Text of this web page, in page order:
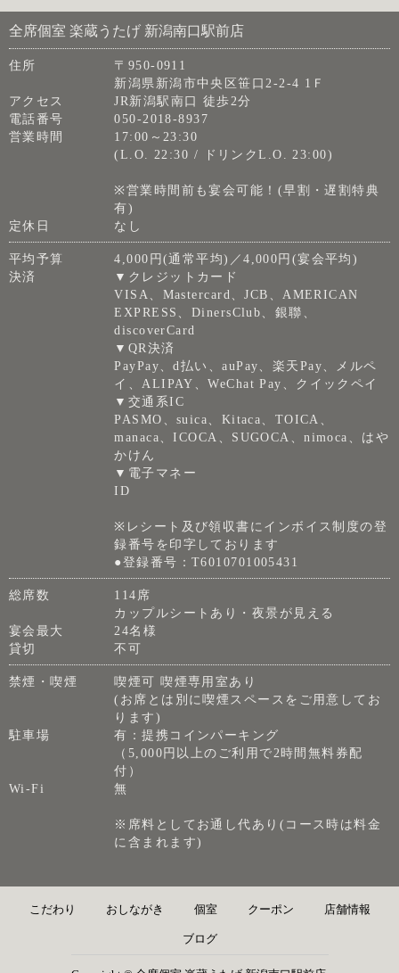
全席個室 楽蔵うたげ 新潟南口駅前店
住所
〒950-0911
新潟県新潟市中央区笹口2-2-4 1Ｆ
アクセス
JR新潟駅南口 徒歩2分
電話番号
050-2018-8937
営業時間
17:00～23:30
(L.O. 22:30 / ドリンクL.O. 23:00)
※営業時間前も宴会可能！(早割・遅割特典
有)
定休日
なし
平均予算
4,000円(通常平均)／4,000円(宴会平均)
決済
▼クレジットカード
VISA、Mastercard、JCB、AMERICAN
EXPRESS、DinersClub、銀聯、
discoverCard
▼QR決済
PayPay、d払い、auPay、楽天Pay、メルペ
イ、ALIPAY、WeChat Pay、クイックペイ
▼交通系IC
PASMO、suica、Kitaca、TOICA、
manaca、ICOCA、SUGOCA、nimoca、はや
かけん
▼電子マネー
ID
※レシート及び領収書にインボイス制度の登
録番号を印字しております
●登録番号：T6010701005431
総席数
114席
カップルシートあり・夜景が見える
宴会最大
24名様
貸切
不可
禁煙・喫煙
喫煙可 喫煙専用室あり
(お席とは別に喫煙スペースをご用意してお
ります)
駐車場
有：提携コインパーキング
（5,000円以上のご利用で2時間無料券配
付）
Wi-Fi
無
※席料としてお通し代あり(コース時は料金
に含まれます)
こだわり おしながき 個室 クーポン 店舗情報
ブログ